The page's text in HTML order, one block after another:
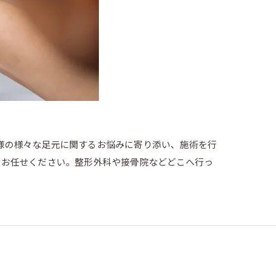
様々な足元に関するお悩みに寄り添い、施術を行
任せください。整形外科や接骨院などどこへ行っ